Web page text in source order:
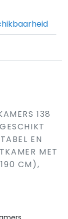
138
EN
MET
CM),